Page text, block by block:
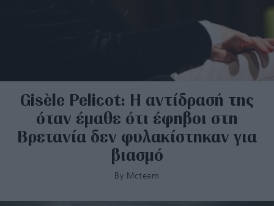
Gisèle Pelicot: Η αντίδρασή της
όταν έμαθε ότι έφηβοι στη
Βρετανία δεν φυλακίστηκαν για
βιασμό
By Mcteam